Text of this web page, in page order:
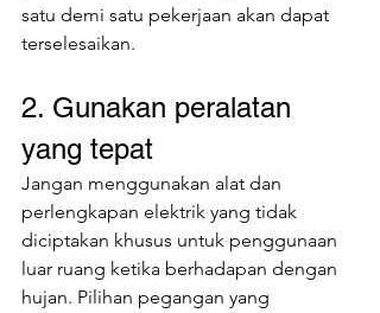
satu demi satu pekerjaan akan dapat
terselesaikan.
2. Gunakan peralatan
yang tepat
Jangan menggunakan alat dan
perlengkapan elektrik yang tidak
diciptakan khusus untuk penggunaan
luar ruang ketika berhadapan dengan
hujan. Pilihan pegangan yang